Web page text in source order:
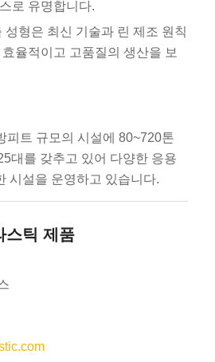
로 유명합니다.
성형은 최신 기술과 린 제조 원칙
율적이고 고품질의 생산을 보
피트 규모의 시설에 80~720톤
대를 갖추고 있어 다양한 응용
시설을 운영하고 있습니다.
스틱 제품